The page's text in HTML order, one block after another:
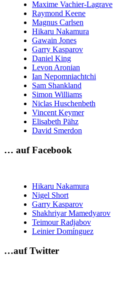
Maxime Vachier-Lagrave
Raymond Keene
Magnus Carlsen
Hikaru Nakamura
Gawain Jones
Garry Kasparov
Daniel King
Levon Aronian
Ian Nepomniachtchi
Sam Shankland
Simon Williams
Niclas Huschenbeth
Vincent Keymer
Elisabeth Pähz
David Smerdon
… auf Facebook
Hikaru Nakamura
Nigel Short
Garry Kasparov
Shakhriyar Mamedyarov
Teimour Radjabov
Leinier Domínguez
…auf Twitter